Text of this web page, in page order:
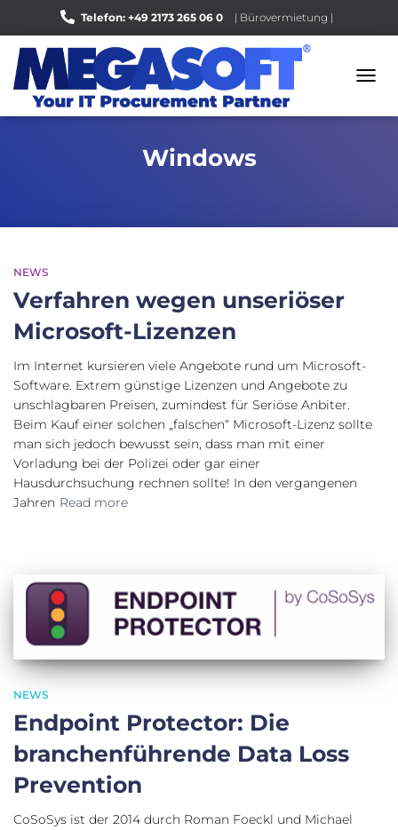
Telefon: +49 2173 265 06 0 | Bürovermietung |
Bewerten Sie uns auf Google |
Windows
NEWS
Verfahren wegen unseriöser
Microsoft-Lizenzen
Im Internet kursieren viele Angebote rund um Microsoft-
Software. Extrem günstige Lizenzen und Angebote zu
unschlagbaren Preisen, zumindest für Seriöse Anbiter.
Beim Kauf einer solchen „falschen“ Microsoft-Lizenz sollte
man sich jedoch bewusst sein, dass man mit einer
Vorladung bei der Polizei oder gar einer
Hausdurchsuchung rechnen sollte! In den vergangenen
Jahren Read more
NEWS
Endpoint Protector: Die
branchenführende Data Loss
Prevention
CoSoSys ist der 2014 durch Roman Foeckl und Michael